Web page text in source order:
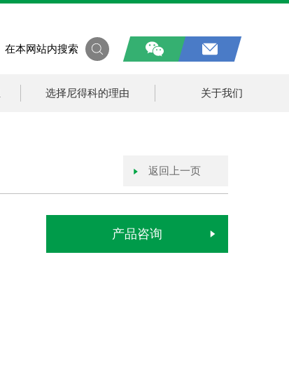
在本网站内搜索
选择尼得科的理由 关于我们
返回上一页
产品咨询